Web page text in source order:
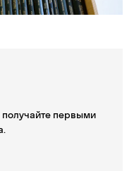
первыми